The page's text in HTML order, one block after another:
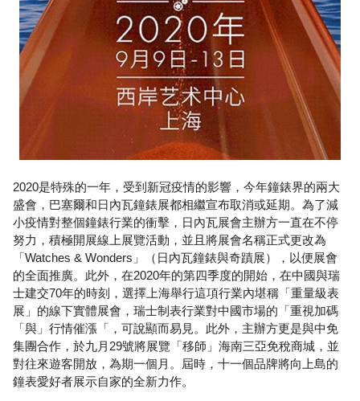
2020是特殊的一年，受到新冠疫情的影響，今年鐘錶界的兩大
盛會，巴塞爾和日內瓦鐘錶展都相繼宣布取消或延期。為了減
小疫情對整個鐘錶行業的衝擊，日內瓦展會主辦方一直在不停
努力，積極開展線上展覽活動，並且將展會名稱正式更改為
「Watches & Wonders」（日內瓦鐘錶與奇蹟展），以便展會
的全面推廣。此外，在2020年的第四季度的開始，在中國與瑞
士建交70年的時刻，選擇上海舉行這項行業內堪稱「重量級表
展」的線下實體展會，瑞士制表行業對中國市場的「重視加碼
「與」行情催漲「，可說顯而易見。此外，主辦方更是與中免
集團合作，於九月29號將展覽「移師」海南三亞免稅商城，並
對往來遊客開放，為期一個月。屆時，十一個品牌將向上島的
鐘表愛好者展示自家的全新力作。